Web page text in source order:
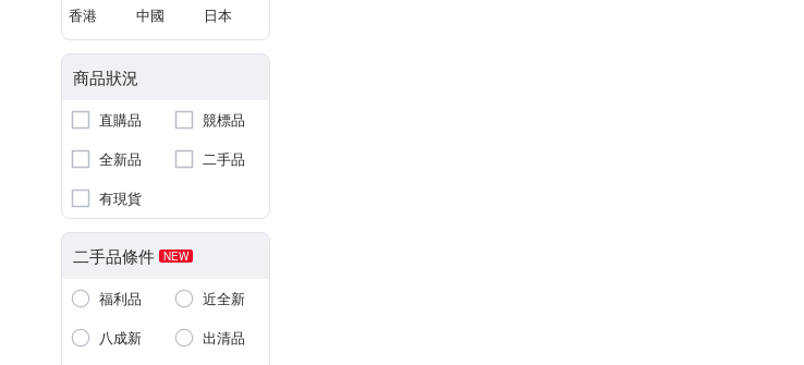
香港 中國 日本
商品狀況
直購品
競標品
全新品
二手品
有現貨
二手品條件 NEW
福利品
近全新
八成新
出清品